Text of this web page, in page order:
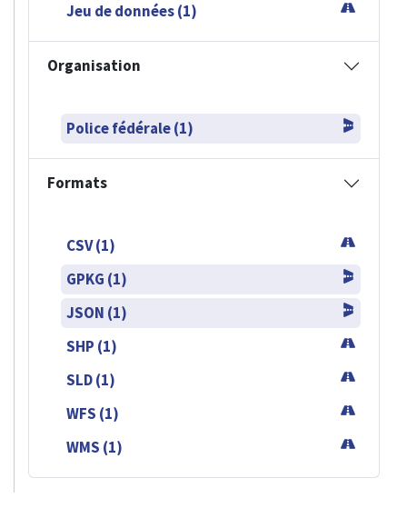
Jeu de données (1)
Organisation
Police fédérale (1)
Formats
CSV (1)
GPKG (1)
JSON (1)
SHP (1)
SLD (1)
WFS (1)
WMS (1)